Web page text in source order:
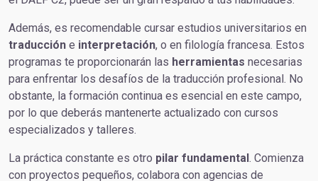
Además, es recomendable cursar estudios universitarios en
traducción e interpretación, o en filología francesa. Estos
programas te proporcionarán las herramientas necesarias
para enfrentar los desafíos de la traducción profesional. No
obstante, la formación continua es esencial en este campo,
por lo que deberás mantenerte actualizado con cursos
especializados y talleres.
La práctica constante es otro pilar fundamental. Comienza
con proyectos pequeños, colabora con agencias de